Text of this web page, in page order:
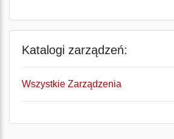
Katalogi zarządzeń:
Wszystkie Zarządzenia